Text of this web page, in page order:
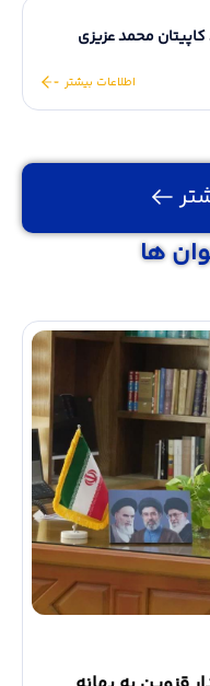
کاپیتان محمد عزیزی
اطلاعات بیشتر
ها